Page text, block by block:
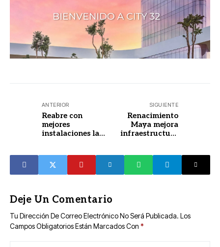
ANTERIOR
Reabre con
mejores
instalaciones la
Arceo
SIGUIENTE
Renacimiento
Maya mejora
infraestructura
Deje Un Comentario
Tu Dirección De Correo Electrónico No Será Publicada. Los
Campos Obligatorios Están Marcados Con *